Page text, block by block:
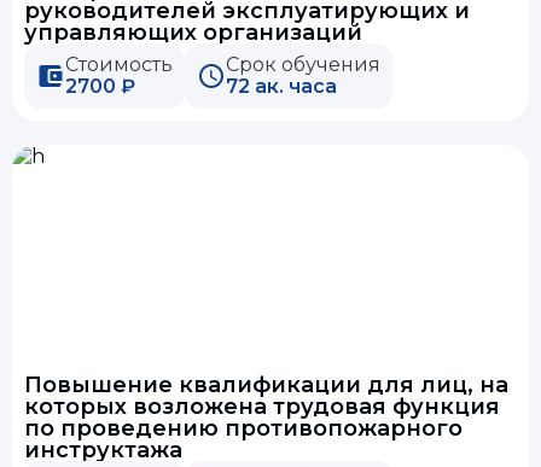
руководителей эксплуатирующих и
управляющих организаций
Стоимость
2700 ₽
Срок обучения
72 ак. часа
Повышение квалификации для лиц, на
которых возложена трудовая функция
по проведению противопожарного
инструктажа